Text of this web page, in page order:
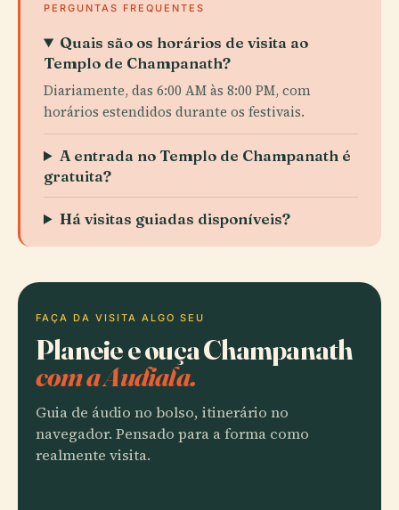
PERGUNTAS FREQUENTES
Quais são os horários de visita ao
Templo de Champanath?
Diariamente, das 6:00 AM às 8:00 PM, com
horários estendidos durante os festivais.
A entrada no Templo de Champanath é
gratuita?
Há visitas guiadas disponíveis?
FAÇA DA VISITA ALGO SEU
Planeie e ouça Champanath
com a Audiala.
Guia de áudio no bolso, itinerário no
navegador. Pensado para a forma como
realmente visita.